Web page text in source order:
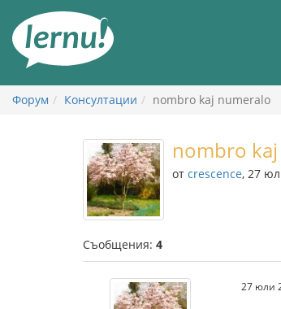
съдържанието
Форум Консултации nombro kaj numeralo
nombro
от crescence, 27
Съобщения: 4
27 юли